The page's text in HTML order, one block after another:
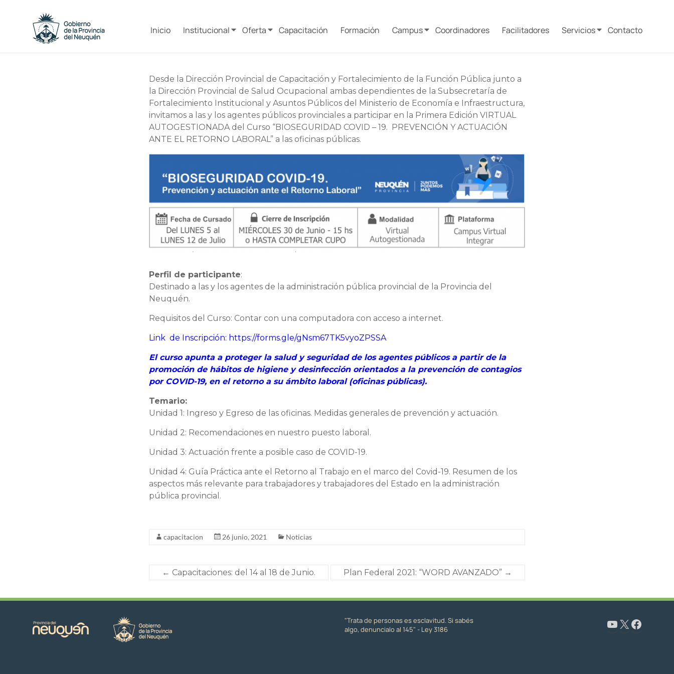
contenidoCapacitacion
y
Inicio Institucional Oferta Capacitación Formación Campus Coordinadores Facilitadores Servicios Contacto
Desde la Dirección Provincial de Capacitación y Fortalecimiento de la Función Pública junto a
la Dirección Provincial de Salud Ocupacional ambas dependientes de la Subsecretaría de
Fortalecimiento Institucional y Asuntos Públicos del Ministerio de Economía e Infraestructura,
invitamos a las y los agentes públicos provinciales a participar en la Primera Edición VIRTUAL
AUTOGESTIONADA del Curso “BIOSEGURIDAD COVID – 19. PREVENCIÓN Y ACTUACIÓN
ANTE EL RETORNO LABORAL” a las oficinas públicas.
Perfil de participante:
Destinado a las y los agentes de la administración pública provincial de la Provincia del
Neuquén.
Requisitos del Curso: Contar con una computadora con acceso a internet.
Link de Inscripción: https://forms.gle/gNsm67TK5vyoZPSSA
El curso apunta a proteger la salud y seguridad de los agentes públicos a partir de la
promoción de hábitos de higiene y desinfección orientados a la prevención de contagios
por COVID-19, en el retorno a su ámbito laboral (oficinas públicas).
Temario:
Unidad 1: Ingreso y Egreso de las oficinas. Medidas generales de prevención y actuación.
Unidad 2: Recomendaciones en nuestro puesto laboral.
Unidad 3: Actuación frente a posible caso de COVID-19.
Unidad 4: Guía Práctica ante el Retorno al Trabajo en el marco del Covid-19. Resumen de los
aspectos más relevante para trabajadores y trabajadores del Estado en la administración
pública provincial.
capacitacion 26 junio, 2021 Noticias
← Capacitaciones: del 14 al 18 de Junio. Plan Federal 2021: “WORD AVANZADO” →
"Trata de personas es esclavitud. Si sabés
algo, denuncialo al 145" - Ley 3186
www.youtube.com/@CapacitaciónyFormaciónNeuquén X Facebook